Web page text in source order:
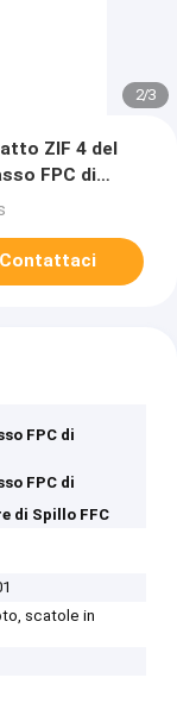
2/3
ZIF 4 del
FPC di
Contattaci
FPC di
FPC di
di Spillo FFC
scatole in